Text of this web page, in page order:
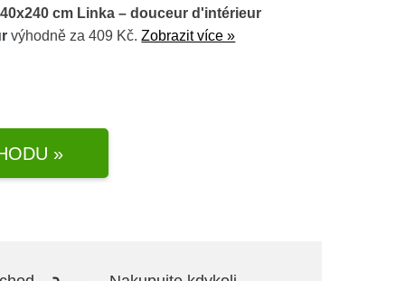
cm Linka – douceur d'intérieur
výhodně za 409 Kč.Zobrazit více »
»